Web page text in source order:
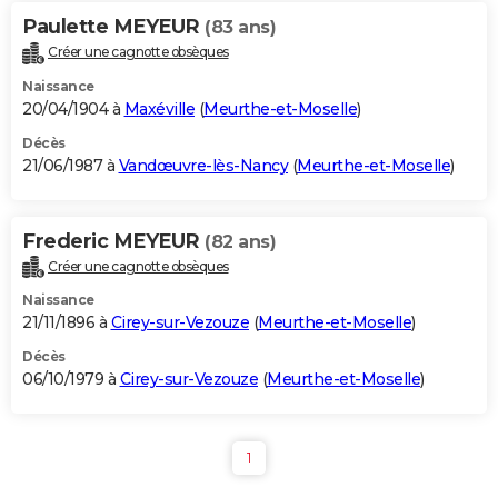
Paulette MEYEUR (83 ans)
Créer une cagnotte obsèques
Naissance
20/04/1904 à Maxéville (Meurthe-et-Moselle)
Décès
21/06/1987 à Vandœuvre-lès-Nancy(Meurthe-et-Moselle)
Frederic MEYEUR (82 ans)
Créer une cagnotte obsèques
Naissance
21/11/1896 à Cirey-sur-Vezouze (Meurthe-et-Moselle)
Décès
06/10/1979 à Cirey-sur-Vezouze (Meurthe-et-Moselle)
1